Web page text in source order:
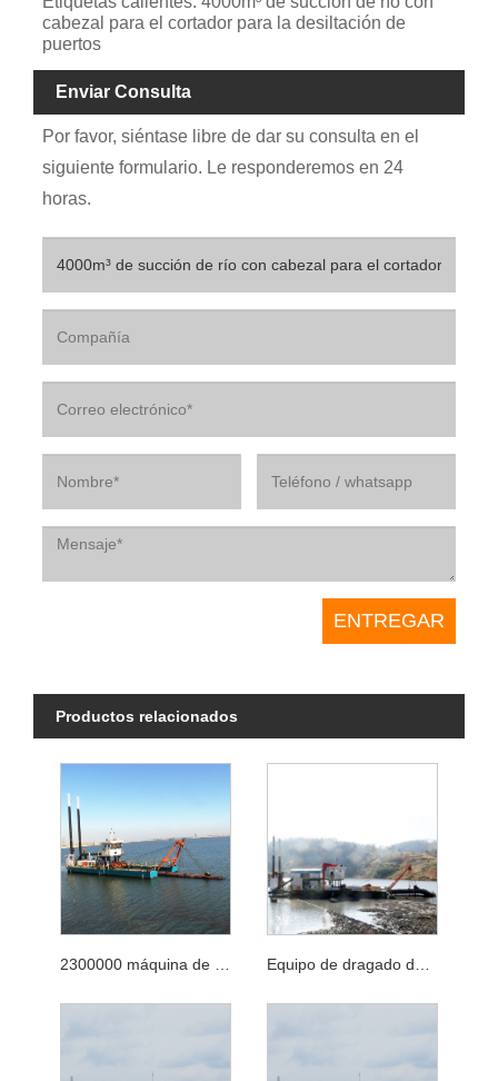
cabezal para el cortador para la desiltación de
puertos
Enviar Consulta
Por favor, siéntase libre de dar su consulta en el
siguiente formulario. Le responderemos en 24
horas.
Productos relacionados
2300000 máquina de dragado de puerto marino con cabeza de corte para trabajos de desilificación Equipo de dragado de 12 m de profundidad para la desiltación del puerto